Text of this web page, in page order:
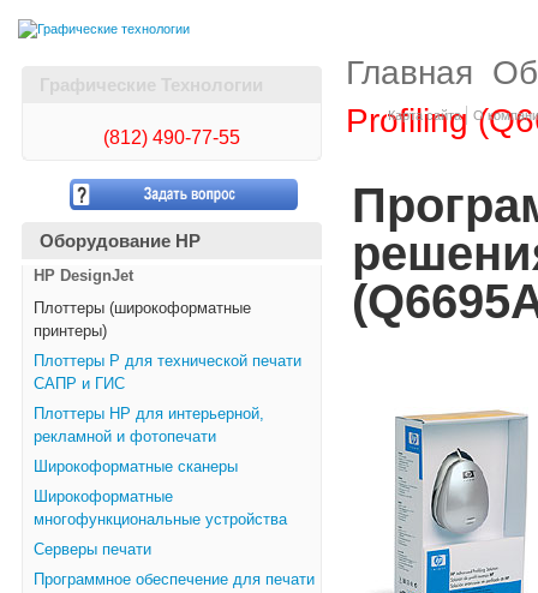
Карта сайта О
Графические Технологии
(812) 490-77-55
Оборудование HP
HP DesignJet
Плоттеры (широкоформатные
принтеры)
Плоттеры Р для технической печати
САПР и ГИС
Плоттеры НР для интерьерной,
рекламной и фотопечати
Широкоформатные сканеры
Широкоформатные
многофункциональные устройства
Серверы печати
Программное обеспечение для печати
Главная
Profiling